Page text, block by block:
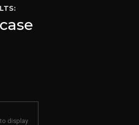
display